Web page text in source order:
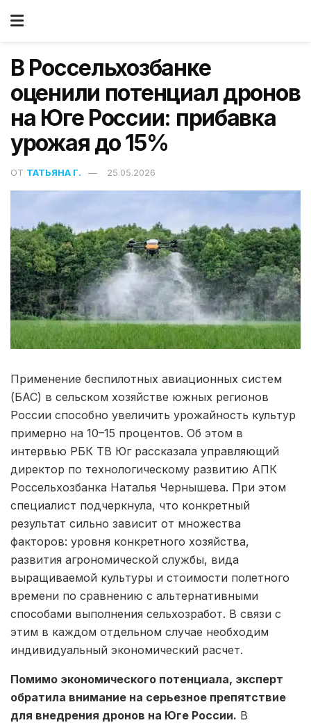
В Россельхозбанке
оценили потенциал дронов
на Юге России: прибавка
урожая до 15%
ОТ ТАТЬЯНА Г. 25.05.2026
Применение беспилотных авиационных систем
(БАС) в сельском хозяйстве южных регионов
России способно увеличить урожайность культур
примерно на 10–15 процентов. Об этом в
интервью РБК ТВ Юг рассказала управляющий
директор по технологическому развитию АПК
Россельхозбанка Наталья Чернышева. При этом
специалист подчеркнула, что конкретный
результат сильно зависит от множества
факторов: уровня конкретного хозяйства,
развития агрономической службы, вида
выращиваемой культуры и стоимости полетного
времени по сравнению с альтернативными
способами выполнения сельхозработ. В связи с
этим в каждом отдельном случае необходим
индивидуальный экономический расчет.
Помимо экономического потенциала, эксперт
обратила внимание на серьезное препятствие
для внедрения дронов на Юге России. В